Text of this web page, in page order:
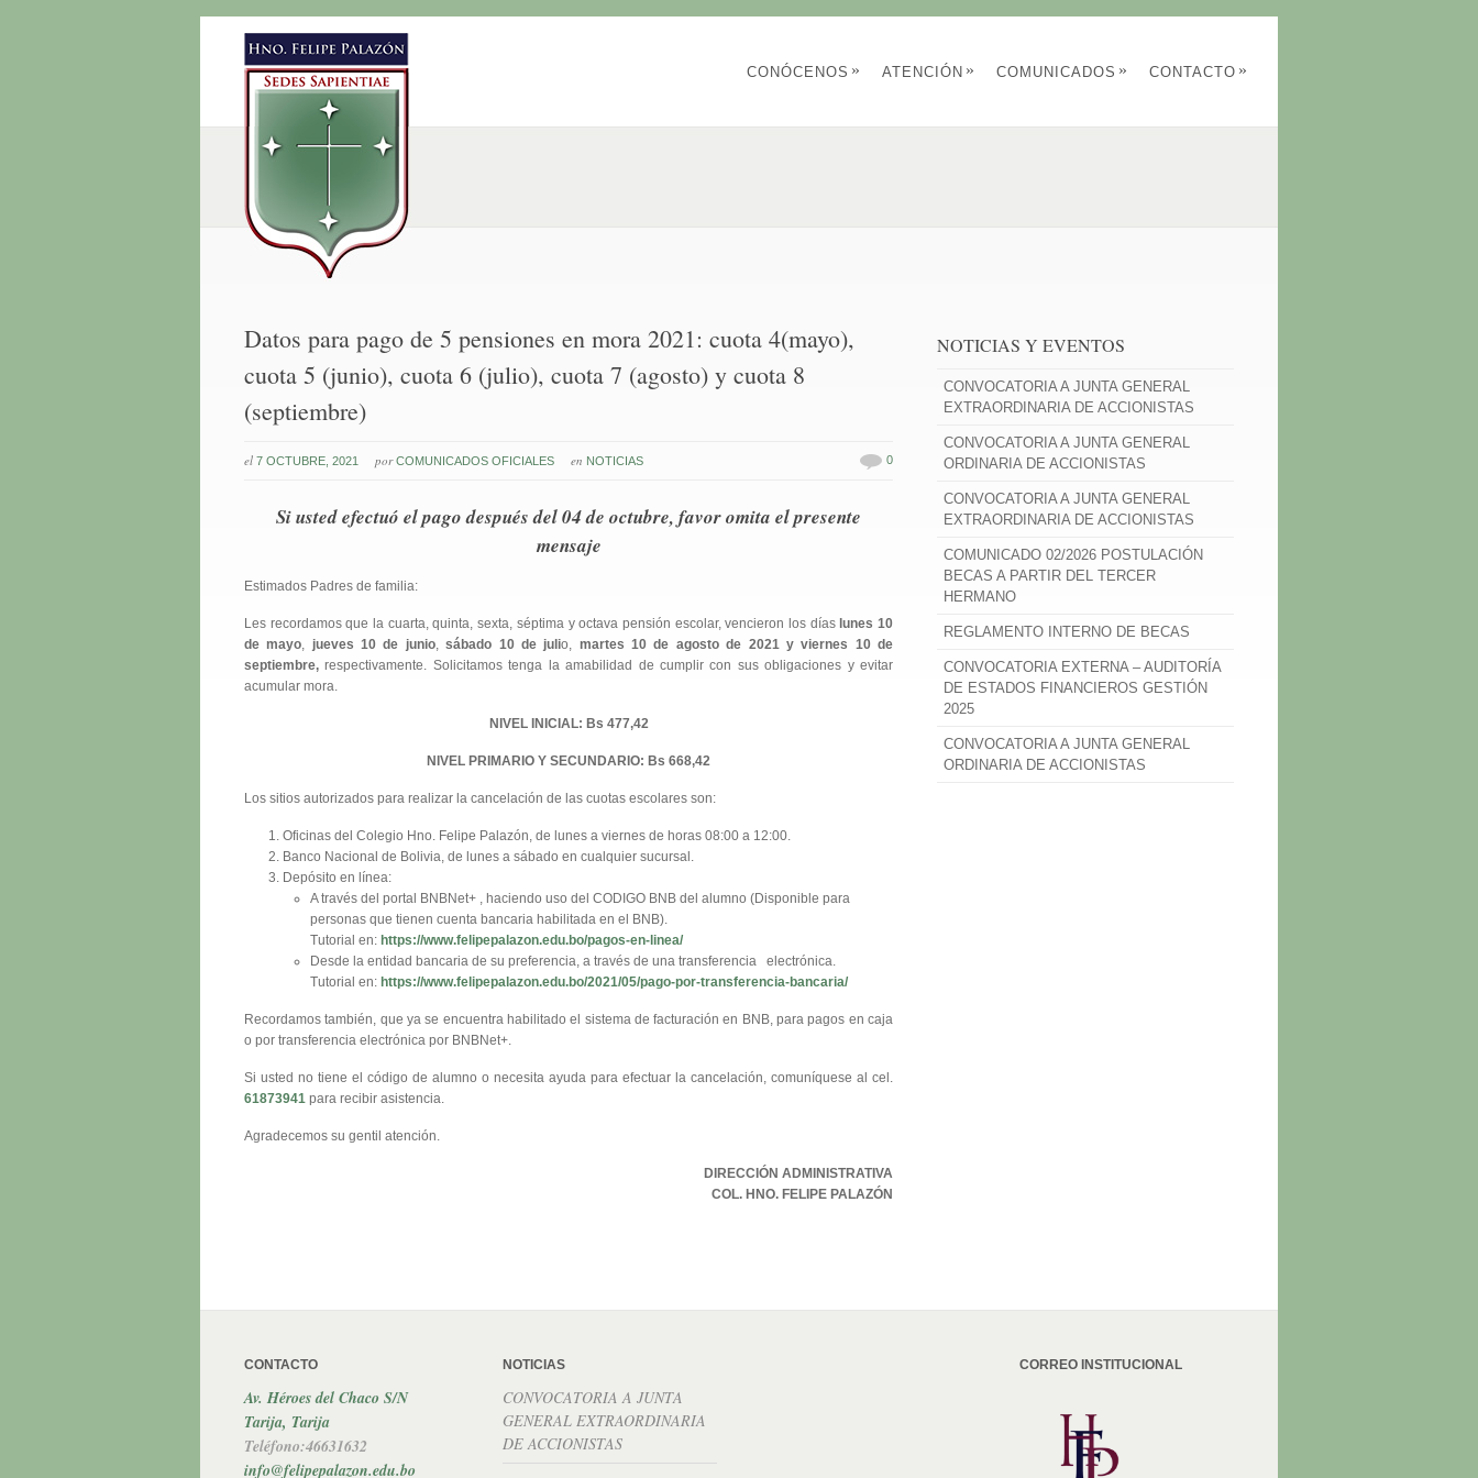
CONÓCENOS » ATENCIÓN » COMUNICADOS » CONTACTO »
Datos para pago de 5 pensiones en mora 2021: cuota 4(mayo),
cuota 5 (junio), cuota 6 (julio), cuota 7 (agosto) y cuota 8
(septiembre)
el 7 OCTUBRE, 2021 por COMUNICADOS OFICIALES en NOTICIAS 0
Si usted efectuó el pago después del 04 de octubre, favor omita el presente
mensaje
Estimados Padres de familia:
Les recordamos que la cuarta, quinta, sexta, séptima y octava pensión escolar, vencieron los días lunes 10
de mayo, jueves 10 de junio,sábado 10 de julio, martes 10 de agosto de 2021 y viernes 10 de
septiembre, respectivamente. Solicitamos tenga la amabilidad de cumplir con sus obligaciones y evitar
acumular mora.
NIVEL INICIAL: Bs 477,42
NIVEL PRIMARIO Y SECUNDARIO: Bs 668,42
Los sitios autorizados para realizar la cancelación de las cuotas escolares son:
Oficinas del Colegio Hno. Felipe Palazón, de lunes a viernes de horas 08:00 a 12:00.
Banco Nacional de Bolivia, de lunes a sábado en cualquier sucursal.
Depósito en línea:
A través del portal BNBNet+ , haciendo uso del CODIGO BNB del alumno (Disponible para
personas que tienen cuenta bancaria habilitada en el BNB).
Tutorial en: https://www.felipepalazon.edu.bo/pagos-en-linea/
Desde la entidad bancaria de su preferencia, a través de una transferencia electrónica.
Tutorial en: https://www.felipepalazon.edu.bo/2021/05/pago-por-transferencia-bancaria/
Recordamos también, que ya se encuentra habilitado el sistema de facturación en BNB, para pagos en caja
o por transferencia electrónica por BNBNet+.
Si usted no tiene el código de alumno o necesita ayuda para efectuar la cancelación, comuníquese al cel.
61873941 para recibir asistencia.
Agradecemos su gentil atención.
DIRECCIÓN ADMINISTRATIVA
COL. HNO. FELIPE PALAZÓN
NOTICIAS Y EVENTOS
CONVOCATORIA A JUNTA GENERAL
EXTRAORDINARIA DE ACCIONISTAS
CONVOCATORIA A JUNTA GENERAL
ORDINARIA DE ACCIONISTAS
CONVOCATORIA A JUNTA GENERAL
EXTRAORDINARIA DE ACCIONISTAS
COMUNICADO 02/2026 POSTULACIÓN
BECAS A PARTIR DEL TERCER
HERMANO
REGLAMENTO INTERNO DE BECAS
CONVOCATORIA EXTERNA – AUDITORÍA
DE ESTADOS FINANCIEROS GESTIÓN
2025
CONVOCATORIA A JUNTA GENERAL
ORDINARIA DE ACCIONISTAS
CONTACTO
Av. Héroes del Chaco S/N
Tarija, Tarija
Teléfono:46631632
info@felipepalazon.edu.bo
NOTICIAS
CONVOCATORIA A JUNTA
GENERAL EXTRAORDINARIA
DE ACCIONISTAS
CORREO INSTITUCIONAL